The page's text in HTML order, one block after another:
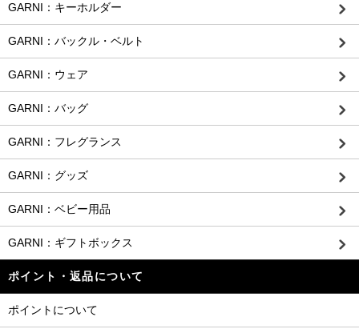
GARNI：キーホルダー
GARNI：バックル・ベルト
GARNI：ウェア
GARNI：バッグ
GARNI：フレグランス
GARNI：グッズ
GARNI：ベビー用品
GARNI：ギフトボックス
ポイント・返品について
ポイントについて